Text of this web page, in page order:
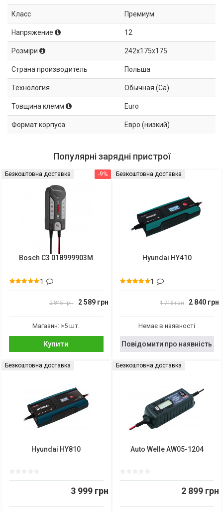
Класс Премиум
Напряжение 12
Розміри 242x175x175
Страна производитель Польша
Технология Обычная (Ca)
Товщина клемм Euro
Формат корпуса Евро (низкий)
Популярні зарядні пристрої
-9%
Безкоштовна доставка
Bosch C3 018999903M
1
2 845 грн 2 589 грн
Магазин: >5 шт.
Купити
Безкоштовна доставка
Hyundai HY410
1
1 715 грн 2 840 грн
Немає в наявності
Повідомити про наявність
Безкоштовна доставка
Hyundai HY810
3 999 грн
Безкоштовна доставка
Auto Welle AW05-1204
2 899 грн